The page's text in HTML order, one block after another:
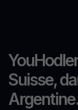
Suisse,